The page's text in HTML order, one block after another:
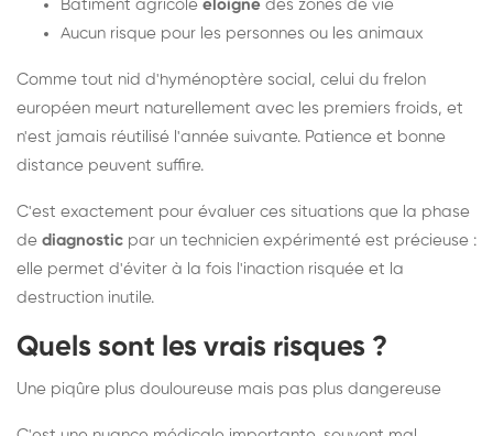
Bâtiment agricole éloigné des zones de vie
Aucun risque pour les personnes ou les animaux
Comme tout nid d'hyménoptère social, celui du frelon
européen meurt naturellement avec les premiers froids, et
n'est jamais réutilisé l'année suivante. Patience et bonne
distance peuvent suffire.
C'est exactement pour évaluer ces situations que la phase
de diagnostic par un technicien expérimenté est précieuse :
elle permet d'éviter à la fois l'inaction risquée et la
destruction inutile.
Quels sont les vrais risques ?
Une piqûre plus douloureuse mais pas plus dangereuse